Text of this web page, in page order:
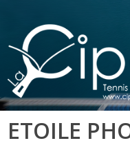
ETOILE